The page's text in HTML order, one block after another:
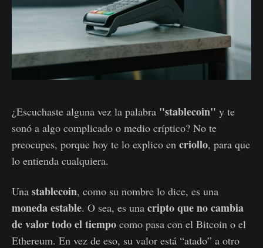
¿Escuchaste alguna vez la palabra "stablecoin" y te
sonó a algo complicado o medio críptico? No te
preocupes, porque hoy te lo explico en criollo, para que
lo entienda cualquiera.
Una stablecoin, como su nombre lo dice, es una
moneda estable. O sea, es una cripto que no cambia
de valor todo el tiempo como pasa con el Bitcoin o el
Ethereum. En vez de eso, su valor está “atado” a otro